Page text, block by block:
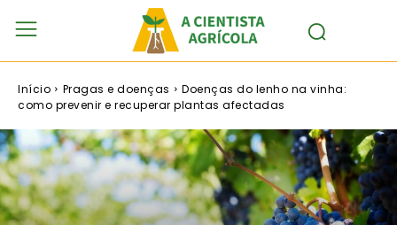
Início Pragas e doenças
Doenças do lenho na vinha:
como prevenir e recuperar plantas afectadas